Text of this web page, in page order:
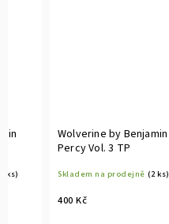
ks)
Wolverine by Benjamin
Percy Vol. 3 TP
Skladem na prodejně (2 ks)
400 Kč